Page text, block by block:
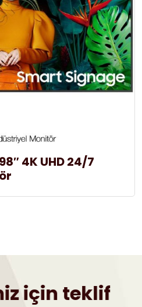
4K UHD 24/7
için teklif